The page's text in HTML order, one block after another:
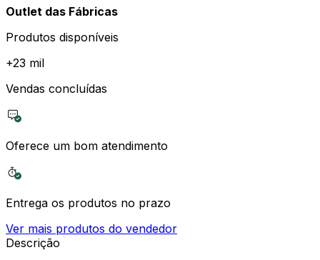
Outlet das Fábricas
Produtos disponíveis
+23 mil
Vendas concluídas
Oferece um bom atendimento
Entrega os produtos no prazo
Ver mais produtos do vendedor
Descrição